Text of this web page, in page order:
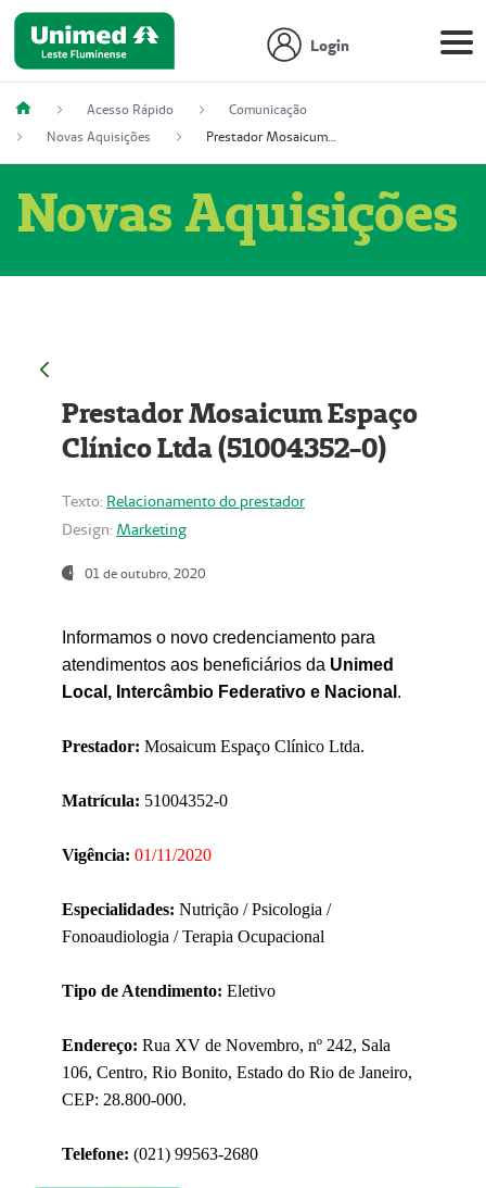
Login
Acesso Rápido
Comunicação
Novas Aquisições
Prestador Mosaicum Espaço Clínico Ltda (51004352-0)
Novas Aquisições
Prestador Mosaicum Espaço
Clínico Ltda (51004352-0)
Texto: Relacionamento do prestador
Design: Marketing
01 de outubro, 2020
Informamos o novo credenciamento para
atendimentos aos beneficiários da Unimed
Local, Intercâmbio Federativo e Nacional .
Prestador: Mosaicum Espaço Clínico Ltda.
Matrícula: 51004352-0
Vigência: 01/11/2020
Especialidades: Nutrição / Psicologia /
Fonoaudiologia / Terapia Ocupacional
Tipo de Atendimento: Eletivo
Endereço: Rua XV de Novembro, nº 242, Sala
106, Centro, Rio Bonito, Estado do Rio de Janeiro,
CEP: 28.800-000.
Telefone: (021) 99563-2680